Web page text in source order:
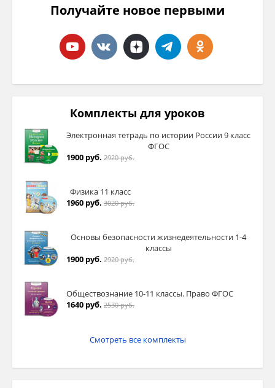
Получайте новое первыми
Комплекты для уроков
Электронная тетрадь по истории России 9 класс
ФГОС
1900 руб. 2920 руб.
Физика 11 класс
1960 руб. 3020 руб.
Основы безопасности жизнедеятельности 1-4
классы
1900 руб. 2920 руб.
Обществознание 10-11 классы. Право ФГОС
1640 руб. 2530 руб.
Смотреть все комплекты